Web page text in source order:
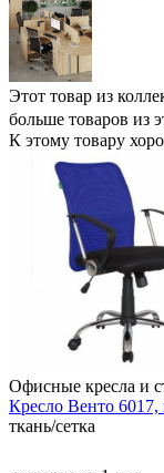
Этот товар из
больше товаров из
К этому товару
Офисные кресла и
Кресло Венто 6017,
ткань/сетка